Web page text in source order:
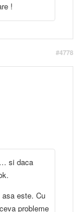
!
#4778
si daca
este. Cu
probleme